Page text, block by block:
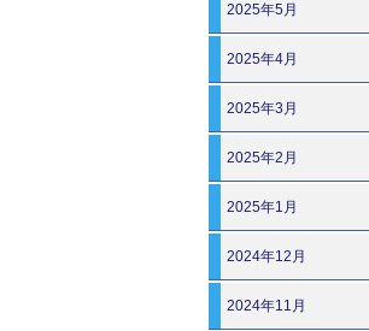
2025年5月
2025年4月
2025年3月
2025年2月
2025年1月
2024年12月
2024年11月